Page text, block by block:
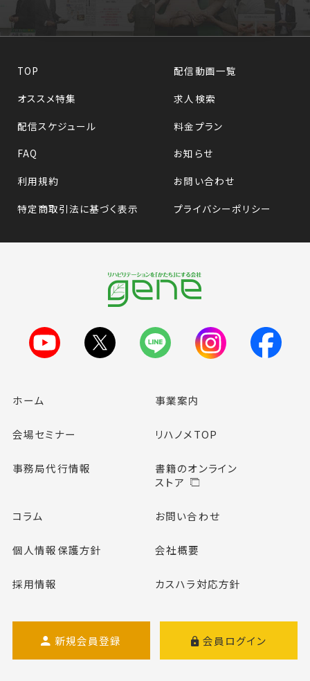
TOP
配信動画一覧
オススメ特集
求人検索
配信スケジュール
料金プラン
FAQ
お知らせ
利用規約
お問い合わせ
特定商取引法に基づく表示
プライバシーポリシー
ホーム 事業案内
会場セミナー リハノメTOP
事務局代行情報
書籍のオンライン
ストア
コラム お問い合わせ
個人情報保護方針 会社概要
採用情報 カスハラ対応方針
新規会員登録 会員ログイン